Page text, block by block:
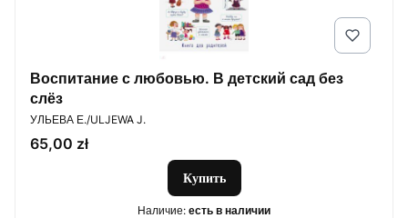
Воспитание с любовью. В детский сад без
слёз
ПРОИЗВОДИТЕЛЬ
УЛЬЕВА Е./ULJEWA J.
Цена
65,00 zł
Купить
Наличие: есть в наличии